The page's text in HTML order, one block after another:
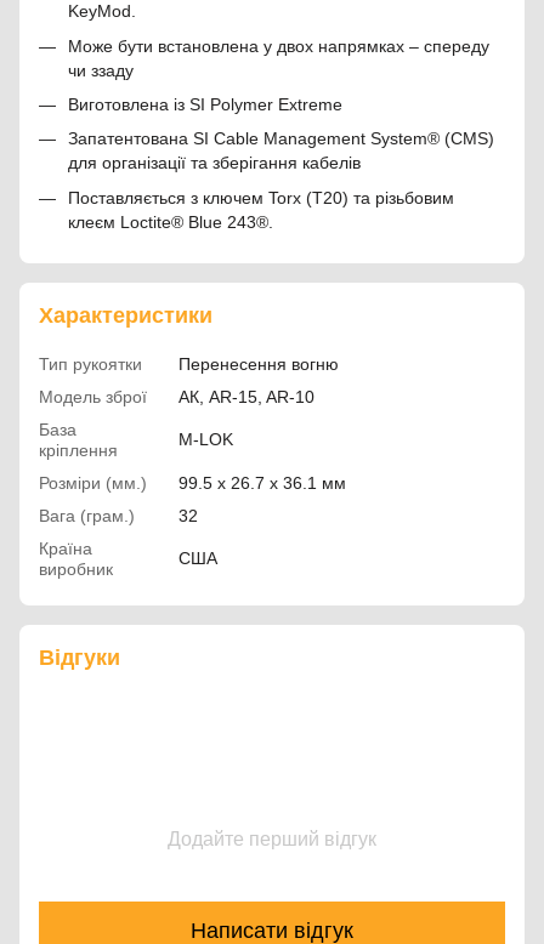
KeyMod.
Може бути встановлена у двох напрямках – спереду
чи ззаду
Виготовлена із SI Polymer Extreme
Запатентована SI Cable Management System® (CMS)
для організації та зберігання кабелів
Поставляється з ключем Torx (T20) та різьбовим
клеєм Loctite® Blue 243®.
Характеристики
Тип рукоятки
Перенесення вогню
Модель зброї
АК, AR-15, AR-10
База
кріплення
M-LOK
Розміри (мм.)
99.5 x 26.7 x 36.1 мм
Вага (грам.)
32
Країна
виробник
США
Відгуки
Додайте перший відгук
Написати відгук